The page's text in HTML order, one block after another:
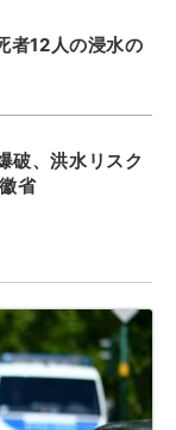
者12人の浸水の
破、洪水リスク
省